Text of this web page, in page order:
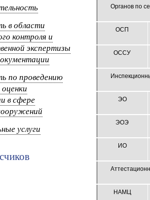
в области
контроля и
экспертизы
по проведению
в сфере
услуги
Органов по
ОСП
ОССУ
ЭО
ЭОЭ
ИО
НАМЦ